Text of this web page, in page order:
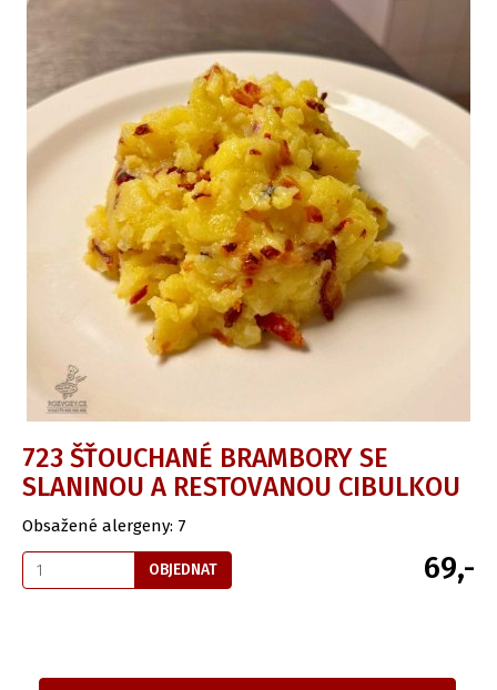
723 ŠŤOUCHANÉ BRAMBORY SE
SLANINOU A RESTOVANOU CIBULKOU
Obsažené alergeny: 7
OBJEDNAT 69,-